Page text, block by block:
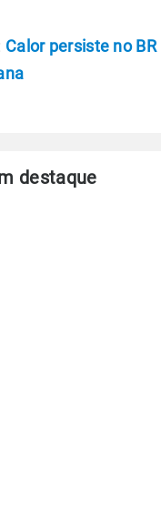
Calor persiste no BR
destaque